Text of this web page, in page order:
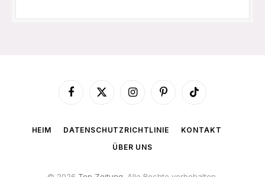
Facebook
X
InstagramPinterestTikTok
HEIM DATENSCHUTZRICHTLINIE
KONTAKT
ÜBER UNS